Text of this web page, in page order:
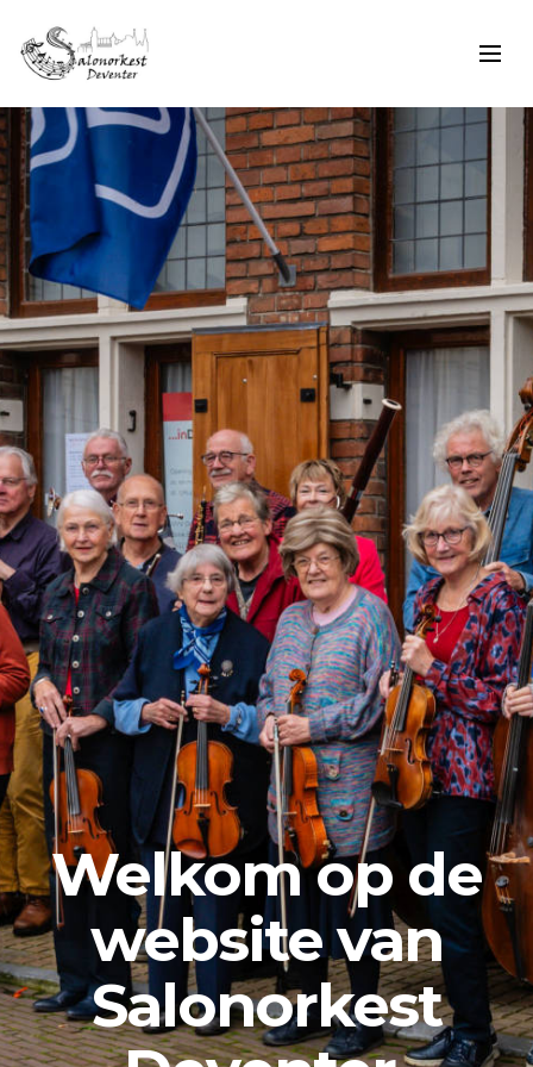
Welkom op de
website van
Salonorkest